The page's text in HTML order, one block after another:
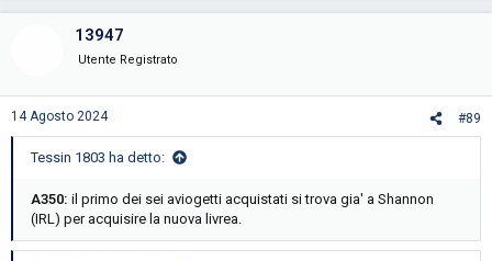
n
s
13947
Utente Registrato
14 Agosto 2024 #89
Tessin 1803 ha detto:
A350: il primo dei sei aviogetti acquistati si trova gia' a Shannon
(IRL) per acquisire la nuova livrea.